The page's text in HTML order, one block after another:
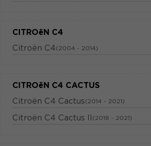
CITROëN C4
Citroën C4(2004 - 2014)
CITROëN C4 CACTUS
Citroën C4 Cactus(2014 - 2021)
Citroën C4 Cactus II (2018 - 2021)